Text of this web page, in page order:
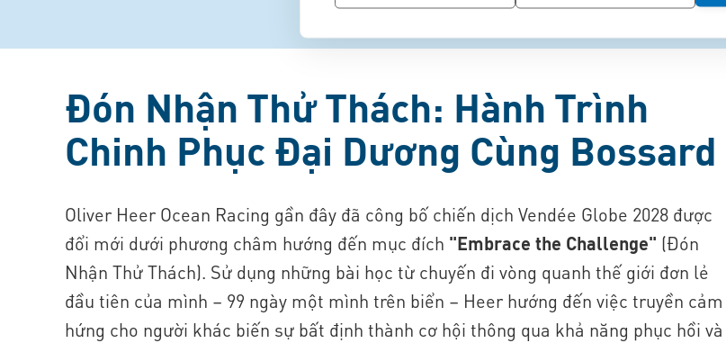
Đón Nhận Thử Thách: Hành Trình
Chinh Phục Đại Dương Cùng Bossard
Oliver Heer Ocean Racing gần đây đã công bố chiến dịch Vendée Globe 2028 được
đổi mới dưới phương châm hướng đến mục đích "Embrace the Challenge" (Đón
Nhận Thử Thách). Sử dụng những bài học từ chuyến đi vòng quanh thế giới đơn lẻ
đầu tiên của mình – 99 ngày một mình trên biển – Heer hướng đến việc truyền cảm
hứng cho người khác biến sự bất định thành cơ hội thông qua khả năng phục hồi và